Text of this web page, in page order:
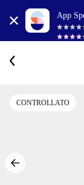
App
CONTROLLATO